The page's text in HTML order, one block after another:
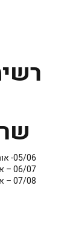
05/06- אוראל גרייט – גביע האתגר
06/07 – אוסטנד – אליפות בלגיה
07/08 – אוסטנד – גביע בלגי